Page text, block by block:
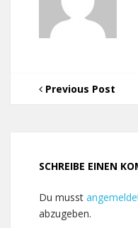
Previous Post
SCHREIBE EINEN
Du musst
abzugeben.